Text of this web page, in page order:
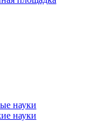
науки
науки